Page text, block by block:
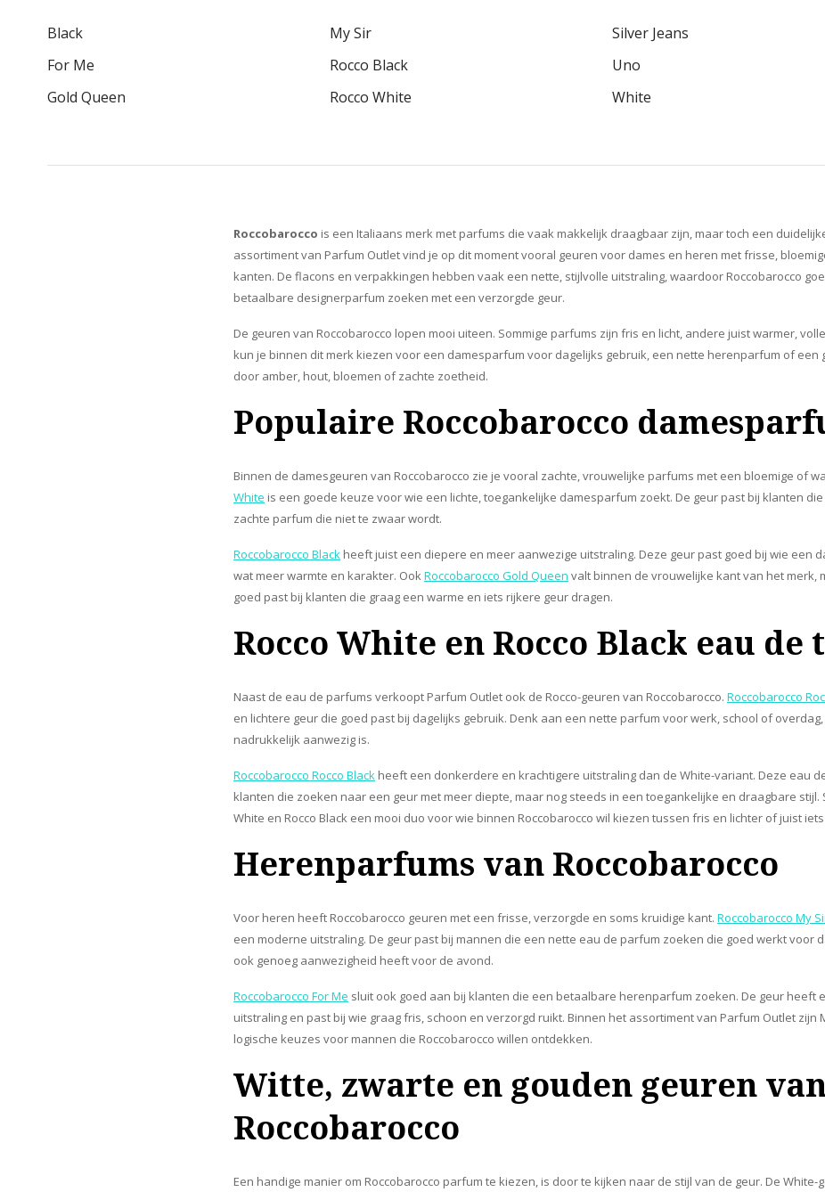
Black
For Me
Gold Queen
My Sir
Rocco Black
Rocco White
Silver Jeans
Uno
White
Roccobarocco is een Italiaans merk met parfums die vaak makkelijk draagbaar zijn, maar toch een
assortiment van Parfum Outlet vind je op dit moment vooral geuren voor dames en heren met frisse,
kanten. De flacons en verpakkingen hebben vaak een nette, stijlvolle uitstraling, waardoor Roccobarocco
betaalbare designerparfum zoeken met een verzorgde geur.
De geuren van Roccobarocco lopen mooi uiteen. Sommige parfums zijn fris en licht, andere juist warmer,
kun je binnen dit merk kiezen voor een damesparfum voor dagelijks gebruik, een nette herenparfum of een
door amber, hout, bloemen of zachte zoetheid.
Populaire Roccobarocco
Binnen de damesgeuren van Roccobarocco zie je vooral zachte, vrouwelijke parfums met een bloemige of
White is een goede keuze voor wie een lichte, toegankelijke damesparfum zoekt. De geur past bij klanten
zachte parfum die niet te zwaar wordt.
Roccobarocco Black heeft juist een diepere en meer aanwezige uitstraling. Deze geur past goed bij wie een
wat meer warmte en karakter. OokRoccobarocco Gold Queen valt binnen de vrouwelijke kant van het merk,
goed past bij klanten die graag een warme en iets rijkere geur dragen.
Rocco White en Rocco Black eau
Naast de eau de parfums verkoopt Parfum Outlet ook de Rocco-geuren van Roccobarocco. Roccobarocco
en lichtere geur die goed past bij dagelijks gebruik. Denk aan een nette parfum voor werk, school of
nadrukkelijk aanwezig is.
Roccobarocco Rocco Black heeft een donkerdere en krachtigere uitstraling dan de White-variant. Deze eau
klanten die zoeken naar een geur met meer diepte, maar nog steeds in een toegankelijke en draagbare stijl.
White en Rocco Black een mooi duo voor wie binnen Roccobarocco wil kiezen tussen fris en lichter of juist
Herenparfums van Roccobarocco
Voor heren heeft Roccobarocco geuren met een frisse, verzorgde en soms kruidige kant. Roccobarocco My
een moderne uitstraling. De geur past bij mannen die een nette eau de parfum zoeken die goed werkt voor
ook genoeg aanwezigheid heeft voor de avond.
Roccobarocco For Me sluit ook goed aan bij klanten die een betaalbare herenparfum zoeken. De geur heeft
uitstraling en past bij wie graag fris, schoon en verzorgd ruikt. Binnen het assortiment van Parfum Outlet zijn
logische keuzes voor mannen die Roccobarocco willen ontdekken.
Witte, zwarte en gouden geuren
Roccobarocco
Een handige manier om Roccobarocco parfum te kiezen, is door te kijken naar de stijl van de geur. De